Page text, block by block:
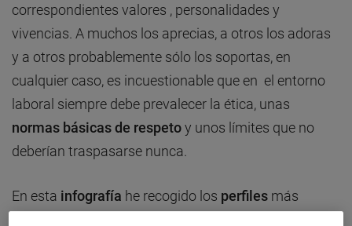
correspondientes valores , personalidades y
vivencias. A muchos los aprecias, a otros los adoras
y a otros probablemente sólo los soportas, en
cualquier caso, es incuestionable que en el entorno
laboral siempre debe prevalecer la ética, unas
normas básicas de respetoy unos límites que no
deberían traspasarse nunca.
En esta infografía he recogido los perfiles más